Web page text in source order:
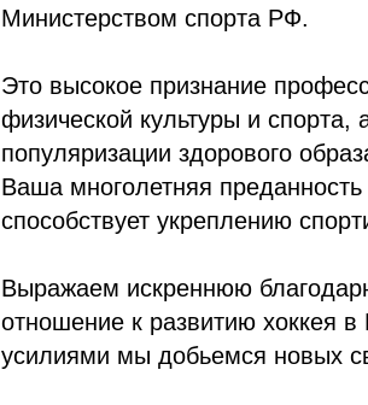
Министерством спорта РФ.
Это высокое признание
физической культуры и спорта,
популяризации здорового
Ваша многолетняя
способствует укреплению
Выражаем искреннюю
отношение к развитию хоккея
усилиями мы добьемся новых